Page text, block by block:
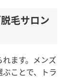
毛サロン
ます。メンズ
ことで、トラ